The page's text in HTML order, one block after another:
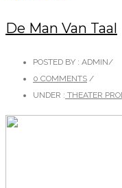
De Man Van Taal
POSTED BY : ADMIN/
0 COMMENTS /
UNDER : THEATER